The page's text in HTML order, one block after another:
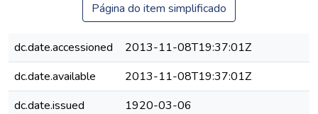
Página do item simplificado
dc.date.accessioned
2013-11-08T19:37:01Z
dc.date.available
2013-11-08T19:37:01Z
dc.date.issued
1920-03-06